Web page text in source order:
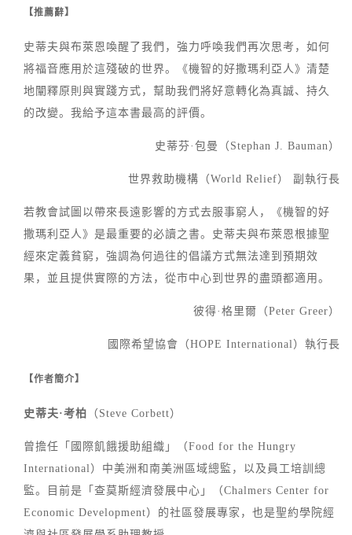
【推薦辭】
史蒂夫與布萊恩喚醒了我們，強力呼喚我們再次思考，如何
將福音應用於這殘破的世界。《機智的好撒瑪利亞人》清楚
地闡釋原則與實踐方式，幫助我們將好意轉化為真誠、持久
的改變。我給予這本書最高的評價。
史蒂芬·包曼（Stephan J. Bauman）
世界救助機構（World Relief） 副執行長
若教會試圖以帶來長遠影響的方式去服事窮人，《機智的好
撒瑪利亞人》是最重要的必讀之書。史蒂夫與布萊恩根據聖
經來定義貧窮，強調為何過往的倡議方式無法達到預期效
果，並且提供實際的方法，從市中心到世界的盡頭都適用。
彼得·格里爾（Peter Greer）
國際希望協會（HOPE International）執行長
【作者簡介】
史蒂夫·考柏 （Steve Corbett）
曾擔任「國際飢餓援助組織」（Food for the Hungry
International）中美洲和南美洲區域總監，以及員工培訓總
監。目前是「查莫斯經濟發展中心」（Chalmers Center for
Economic Development）的社區發展專家，也是聖約學院經